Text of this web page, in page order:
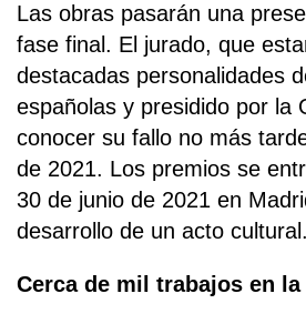
Las obras pasarán una
fase final. El jurado, que
destacadas personalidades
españolas y presidido por la
conocer su fallo no más
de 2021. Los premios se
30 de junio de 2021 en
desarrollo de un acto cultural.
Cerca de mil trabajos en